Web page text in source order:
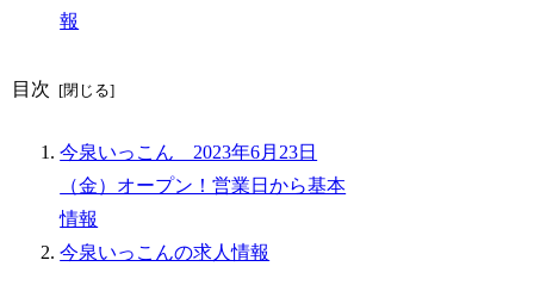
報
目次
今泉いっこん 2023年6月23日
（金）オープン！営業日から基本
情報
今泉いっこんの求人情報